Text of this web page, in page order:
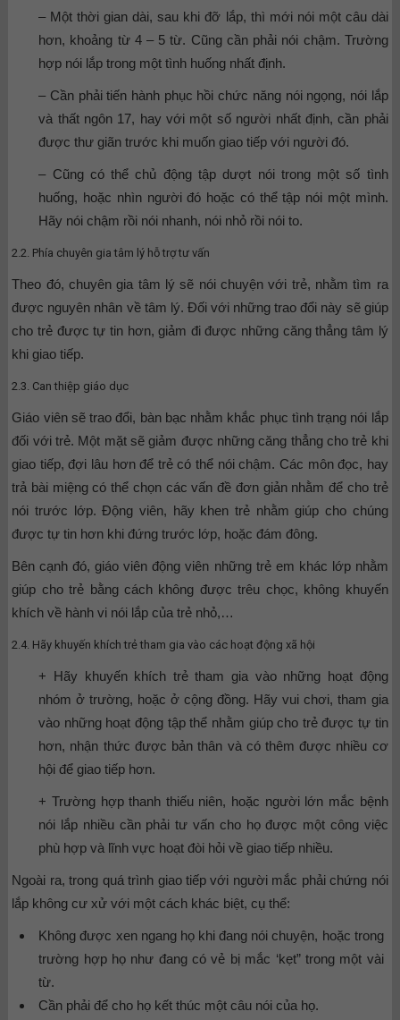
– Một thời gian dài, sau khi đỡ lắp, thì mới nói một câu dài
hơn, khoảng từ 4 – 5 từ. Cũng cần phải nói chậm. Trường
hợp nói lắp trong một tình huống nhất định.
– Cần phải tiến hành phục hồi chức năng nói ngọng, nói lắp
và thất ngôn 17, hay với một số người nhất định, cần phải
được thư giãn trước khi muốn giao tiếp với người đó.
– Cũng có thể chủ động tập dượt nói trong một số tình
huống, hoặc nhìn người đó hoặc có thể tập nói một mình.
Hãy nói chậm rồi nói nhanh, nói nhỏ rồi nói to.
2.2. Phía chuyên gia tâm lý hỗ trợ tư vấn
Theo đó, chuyên gia tâm lý sẽ nói chuyện với trẻ, nhằm tìm ra
được nguyên nhân về tâm lý. Đối với những trao đổi này sẽ giúp
cho trẻ được tự tin hơn, giảm đi được những căng thẳng tâm lý
khi giao tiếp.
2.3. Can thiệp giáo dục
Giáo viên sẽ trao đổi, bàn bạc nhằm khắc phục tình trạng nói lắp
đối với trẻ. Một mặt sẽ giảm được những căng thẳng cho trẻ khi
giao tiếp, đợi lâu hơn để trẻ có thể nói chậm. Các môn đọc, hay
trả bài miệng có thể chọn các vấn đề đơn giản nhằm để cho trẻ
nói trước lớp. Động viên, hãy khen trẻ nhằm giúp cho chúng
được tự tin hơn khi đứng trước lớp, hoặc đám đông.
Bên cạnh đó, giáo viên động viên những trẻ em khác lớp nhằm
giúp cho trẻ bằng cách không được trêu chọc, không khuyến
khích về hành vi nói lắp của trẻ nhỏ,…
2.4. Hãy khuyến khích trẻ tham gia vào các hoạt động xã hội
+ Hãy khuyến khích trẻ tham gia vào những hoạt động
nhóm ở trường, hoặc ở cộng đồng. Hãy vui chơi, tham gia
vào những hoạt động tập thể nhằm giúp cho trẻ được tự tin
hơn, nhận thức được bản thân và có thêm được nhiều cơ
hội để giao tiếp hơn.
+ Trường hợp thanh thiếu niên, hoặc người lớn mắc bệnh
nói lắp nhiều cần phải tư vấn cho họ được một công việc
phù hợp và lĩnh vực hoạt đòi hỏi về giao tiếp nhiều.
Ngoài ra, trong quá trình giao tiếp với người mắc phải chứng nói
lắp không cư xử với một cách khác biệt, cụ thể:
Không được xen ngang họ khi đang nói chuyện, hoặc trong
trường hợp họ như đang có vẻ bị mắc ‘kẹt” trong một vài
từ.
Cần phải để cho họ kết thúc một câu nói của họ.